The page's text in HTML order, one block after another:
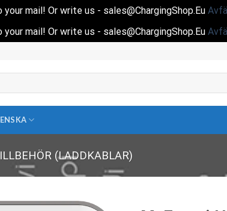
mail! Or write us - sales@ChargingShop.Eu
mail! Or write us - sales@ChargingShop.Eu
(LADDKABLAR)